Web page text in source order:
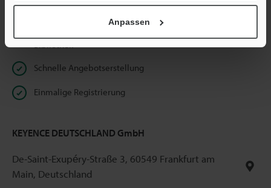
Anpassen
Vorteile für registrierte Mitglieder
Bibliothek
Schnelle Angebotserstellung
Einmalige Registrierung
KEYENCE DEUTSCHLAND GmbH
De-Saint-Exupéry-Straße 3, 60549 Frankfurt am
Main, Deutschland